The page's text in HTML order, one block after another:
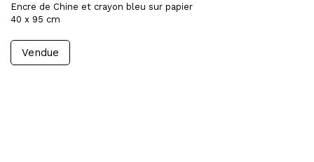
Encre de Chine et crayon bleu sur papier
40 x 95 cm
Vendue